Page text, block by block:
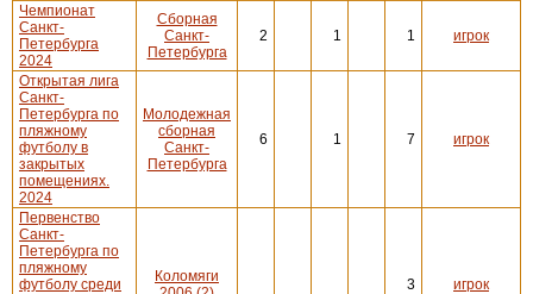
Чемпионат
Санкт-
Петербурга
2024
Сборная
Санкт-
Петербурга
2 1 1 игрок
Открытая лига
Санкт-
Петербурга по
пляжному
футболу в
закрытых
помещениях.
2024
Молодежная
сборная
Санкт-
Петербурга
6 1 7 игрок
Первенство
Санкт-
Петербурга по
пляжному
футболу среди
Коломяги
3 игрок